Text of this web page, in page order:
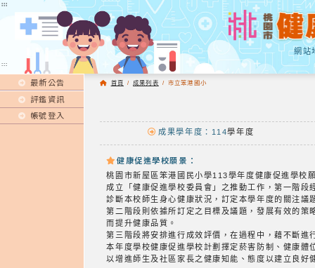
:::
網站
:::
最新公告
評鑑資訊
帳號登入
首頁 / 成果列表 / 市立笨港國小
成果學年度：114學年度
健康促進學校願景：
桃園市新屋區笨港國民小學113學年度健康促進學校
成立「健康促進學校委員會」之推動工作，第一階
診斷本校師生身心健康狀況，訂定本學年度的關注
第二階段則依據所訂定之目標及議題，發展有效的
而提升健康品質。
第三階段將安排進行成效評價，在過程中，藉不斷
本年度學校健康促進學校計劃擇定菸害防制、健康
以增進師生及社區家長之健康知能、態度以建立良好
:::